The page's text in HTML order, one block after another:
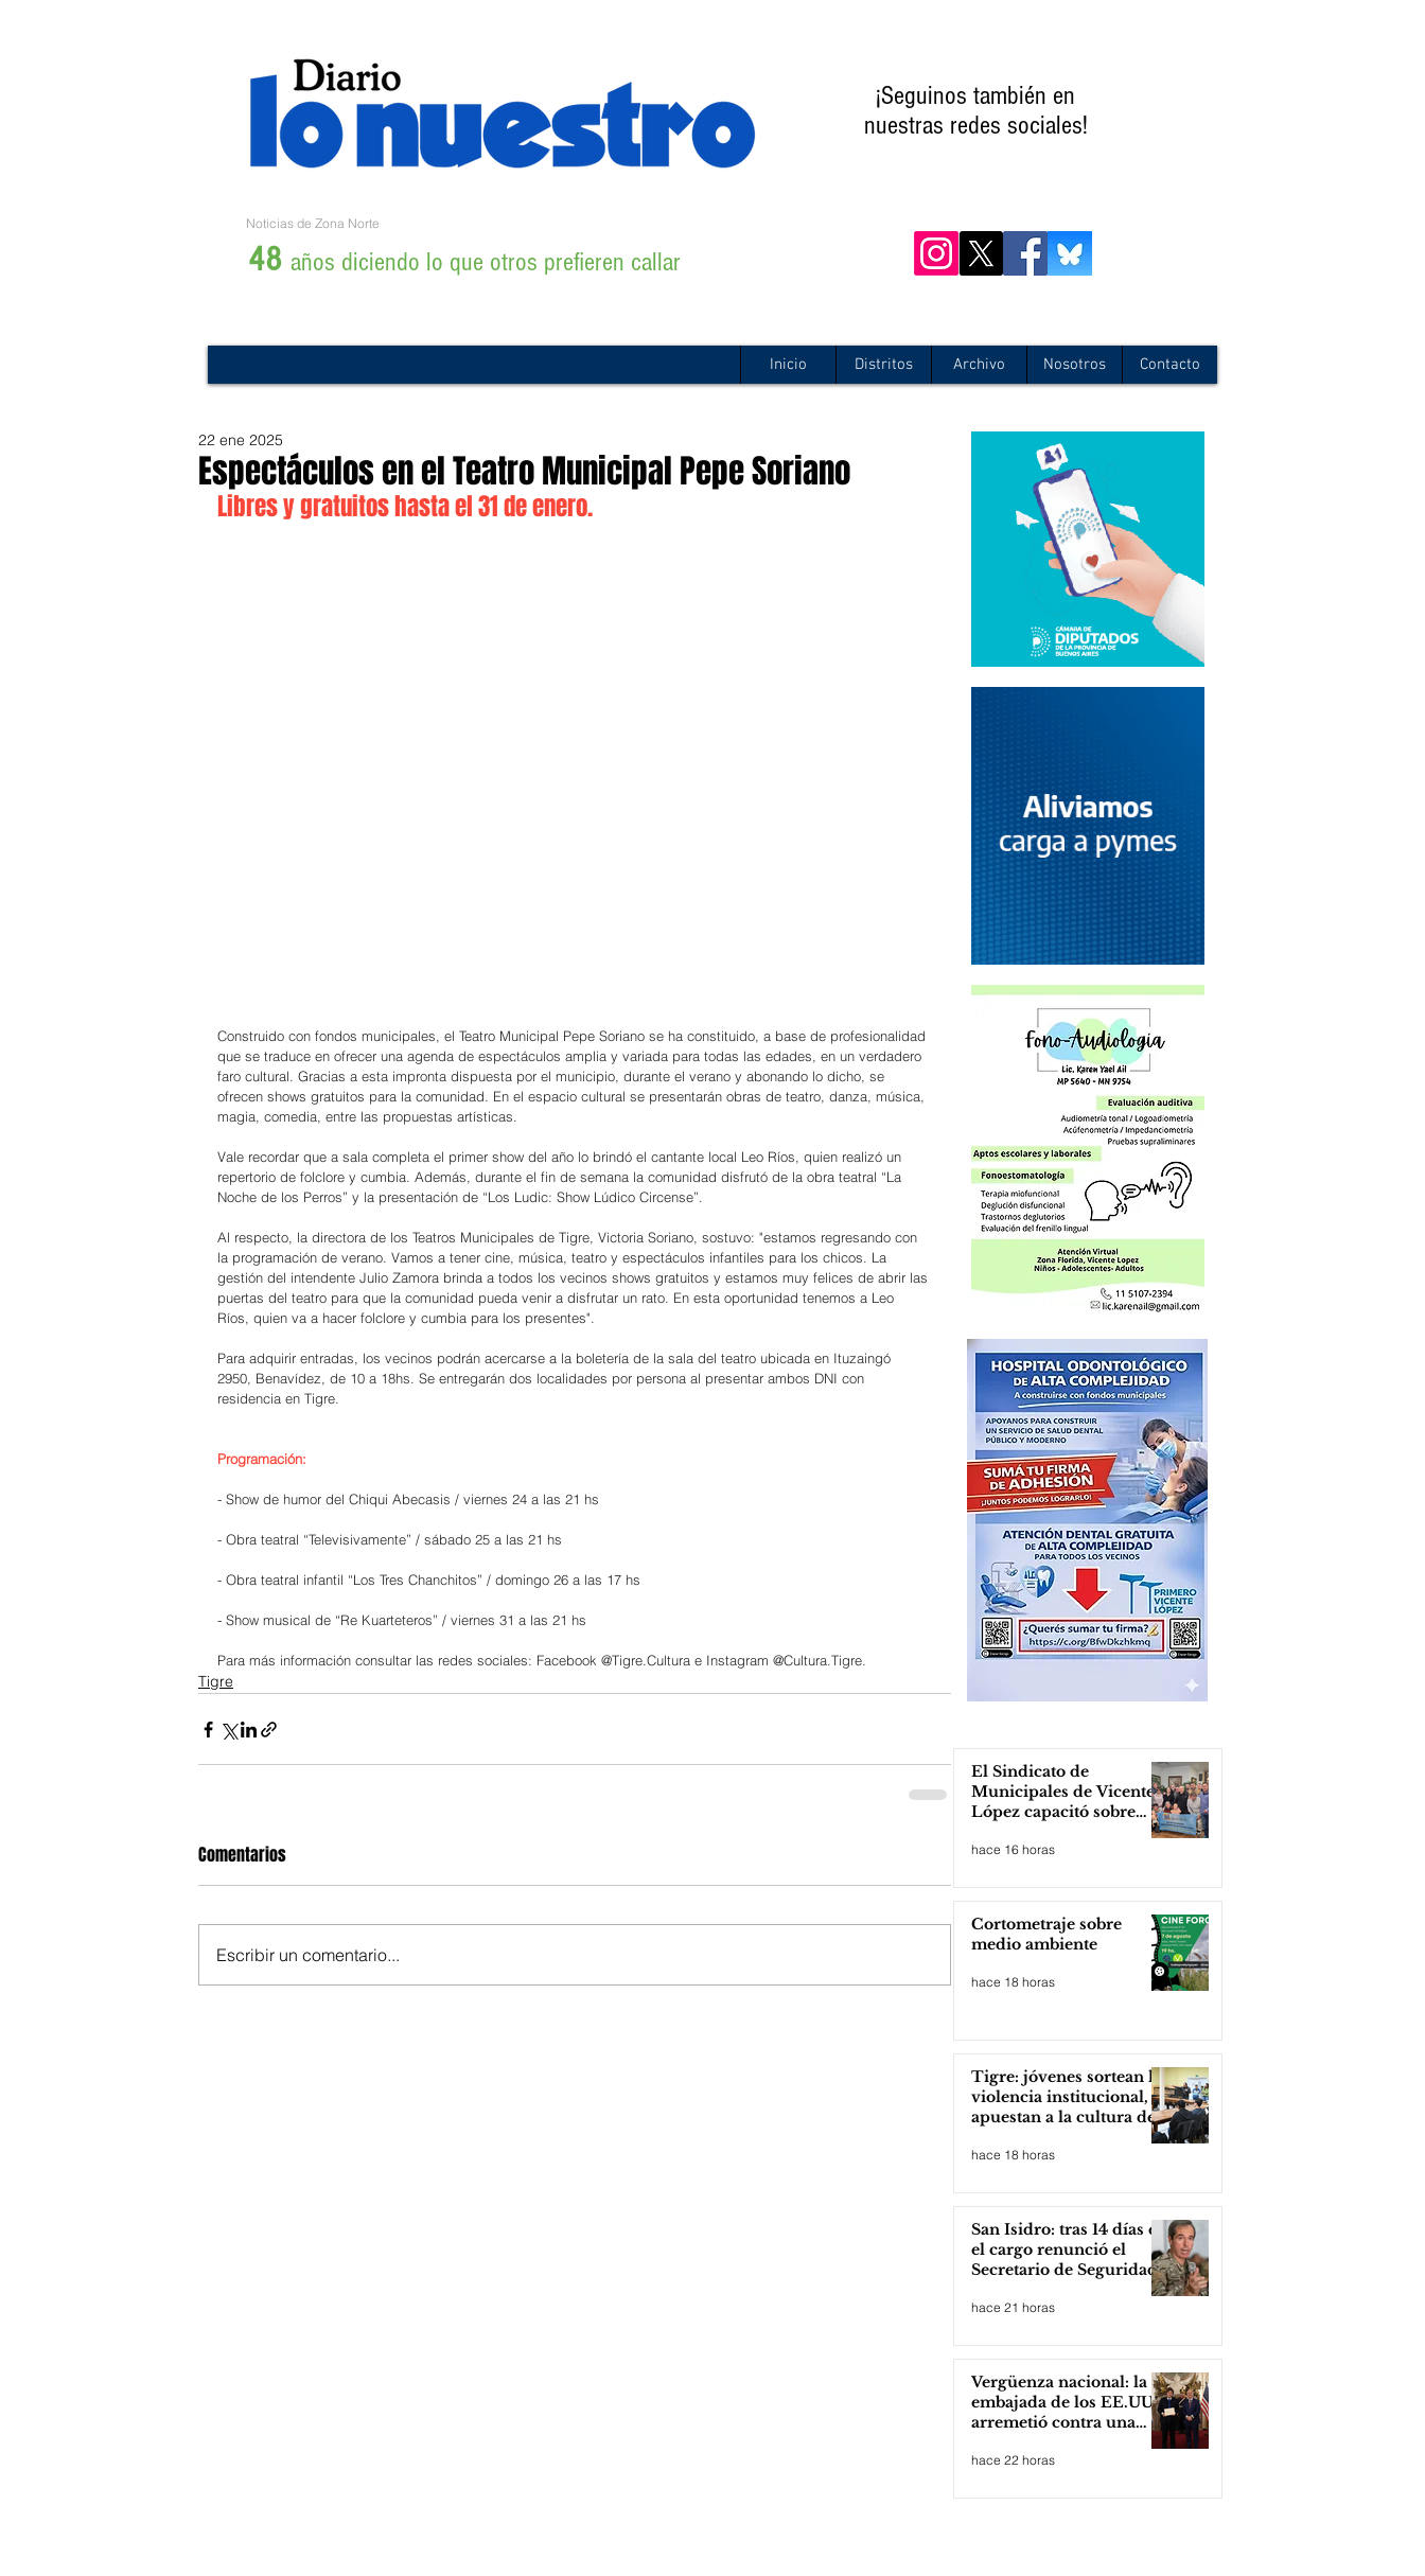
¡Seguinos también en
nuestras redes sociales!
Noticias de Zona Norte
48 años diciendo lo que otros prefieren callar
Inicio Distritos Archivo Nosotros Contacto
Espectáculos en el Teatro Municipal Pepe Soriano
22 ene 2025
Libres y gratuitos hasta el 31 de enero.
Construido con fondos municipales, el Teatro Municipal Pepe Soriano se ha constituido, a base de profesionalidad
que se traduce en ofrecer una agenda de espectáculos amplia y variada para todas las edades, en un verdadero
faro cultural. Gracias a esta impronta dispuesta por el municipio, durante el verano y abonando lo dicho, se
ofrecen shows gratuitos para la comunidad. En el espacio cultural se presentarán obras de teatro, danza, música,
magia, comedia, entre las propuestas artísticas.
Vale recordar que a sala completa el primer show del año lo brindó el cantante local Leo Ríos, quien realizó un
repertorio de folclore y cumbia. Además, durante el fin de semana la comunidad disfrutó de la obra teatral “La
Noche de los Perros” y la presentación de “Los Ludic: Show Lúdico Circense”.
Al respecto, la directora de los Teatros Municipales de Tigre, Victoria Soriano, sostuvo: "estamos regresando con
la programación de verano. Vamos a tener cine, música, teatro y espectáculos infantiles para los chicos. La
gestión del intendente Julio Zamora brinda a todos los vecinos shows gratuitos y estamos muy felices de abrir las
puertas del teatro para que la comunidad pueda venir a disfrutar un rato. En esta oportunidad tenemos a Leo
Ríos, quien va a hacer folclore y cumbia para los presentes".
Para adquirir entradas, los vecinos podrán acercarse a la boletería de la sala del teatro ubicada en Ituzaingó
2950, Benavídez, de 10 a 18hs. Se entregarán dos localidades por persona al presentar ambos DNI con
residencia en Tigre.
Programación:
- Show de humor del Chiqui Abecasis / viernes 24 a las 21 hs
- Obra teatral “Televisivamente” / sábado 25 a las 21 hs
- Obra teatral infantil “Los Tres Chanchitos” / domingo 26 a las 17 hs
- Show musical de “Re Kuarteteros” / viernes 31 a las 21 hs
Para más información consultar las redes sociales: Facebook @Tigre.Cultura e Instagram @Cultura.Tigre.
Tigre
Comentarios
Escribir un comentario...
El Sindicato de
Municipales de Vicente
López capacitó sobre
hace 16 horas
Cortometraje sobre
medio ambiente
hace 18 horas
Tigre: jóvenes sortean la
violencia institucional,
apuestan a la cultura del
hace 18 horas
San Isidro: tras 14 días en
el cargo renunció el
Secretario de Seguridad
hace 21 horas
Vergüenza nacional: la
embajada de los EE.UU
arremetió contra una
hace 22 horas